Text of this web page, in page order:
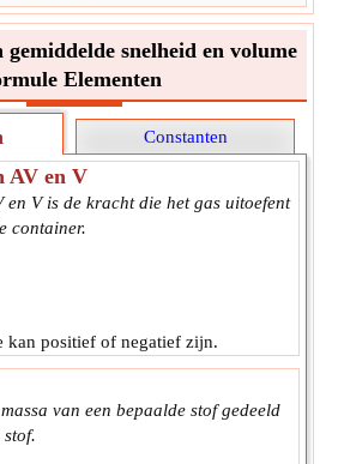
gemiddelde snelheid en volume
Elementen
Constanten
AV en V
en V is de kracht die het gas uitoefent
container.
kan positief of negatief zijn.
van een bepaalde stof gedeeld